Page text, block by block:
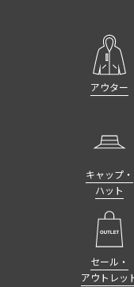
キャップ・
セール・
アウトレット